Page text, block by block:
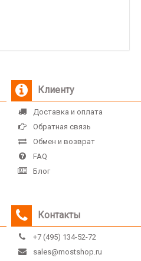
Клиенту
Доставка и оплата
Обратная связь
Обмен и возврат
FAQ
Блог
Контакты
+7 (495) 134-52-72
sales@mostshop.ru